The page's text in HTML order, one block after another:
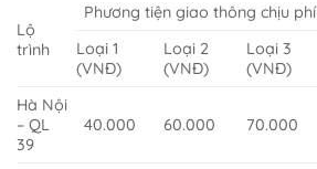
Lộ
trình
Phương tiện giao thông chịu phí
Loại 1
(VNĐ)
Loại 2
(VNĐ)
Loại 3
(VNĐ)
Hà Nội
– QL
39
40.000 60.000 70.000